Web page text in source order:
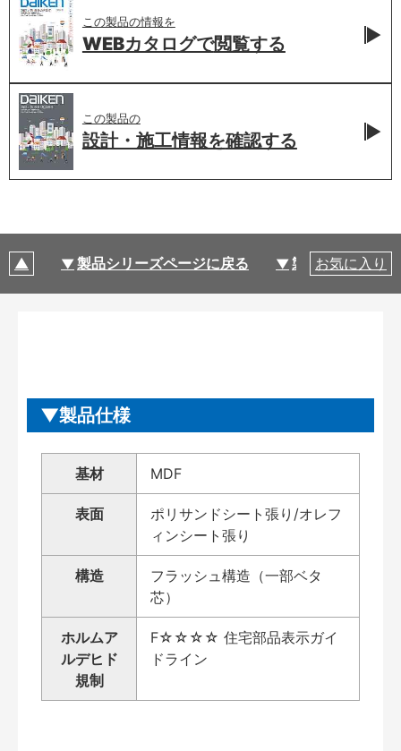
この製品の情報を
WEBカタログで閲覧する
この製品の
設計・施工情報を確認する
製品シリーズページに戻る 製品仕様
お気に入り
製品仕様
基材 MDF
表面
ポリサンドシート張り/オレフ
ィンシート張り
構造
フラッシュ構造（一部ベタ
芯）
ホルムア
ルデヒド
規制
F☆☆☆☆ 住宅部品表示ガイ
ドライン